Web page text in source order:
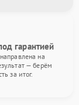
гарантией
на
— берём
за итог.